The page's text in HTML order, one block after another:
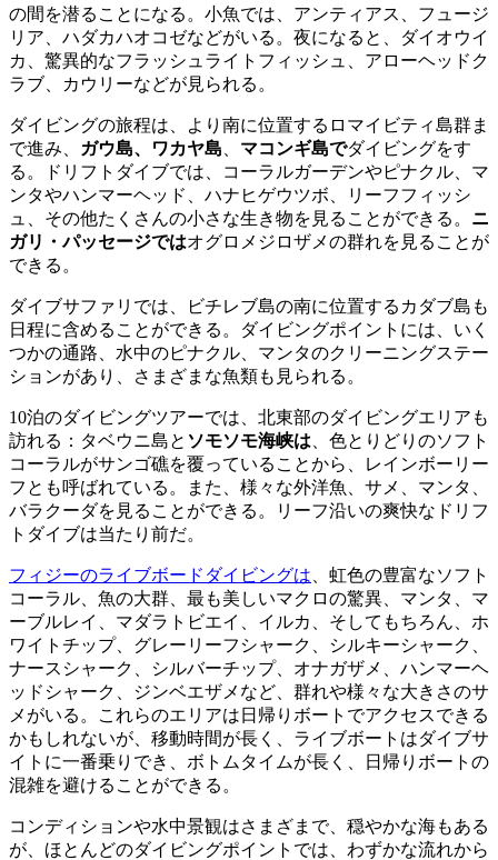
の間を潜ることになる。小魚では、アンティアス、フュージ
リア、ハダカハオコゼなどがいる。夜になると、ダイオウイ
カ、驚異的なフラッシュライトフィッシュ、アローヘッドク
ラブ、カウリーなどが見られる。
ダイビングの旅程は、より南に位置するロマイビティ島群ま
で進み、
ガウ島、ワカヤ島 マコンギ島でダイビングをす
る。ドリフトダイブでは、コーラルガーデンやピナクル、マ
ンタやハンマーヘッド、ハナヒゲウツボ、リーフフィッシ
ュ、その他たくさんの小さな生き物を見ることができる。 ニ
ガリ・パッセージではオグロメジロザメの群れを見ることが
できる。
ダイブサファリでは、ビチレブ島の南に位置するカダブ島も
日程に含めることができる。ダイビングポイントには、いく
つかの通路、水中のピナクル、マンタのクリーニングステー
ションがあり、さまざまな魚類も見られる。
10泊のダイビングツアーでは、北東部のダイビングエリアも
訪れる：タベウニ島と ソモソモ海峡は 、色とりどりのソフト
コーラルがサンゴ礁を覆っていることから、レインボーリー
フとも呼ばれている。また、様々な外洋魚、サメ、マンタ、
バラクーダを見ることができる。リーフ沿いの爽快なドリフ
トダイブは当たり前だ。
フィジーのライブボードダイビングは 、虹色の豊富なソフト
コーラル、魚の大群、最も美しいマクロの驚異、マンタ、マ
ーブルレイ、マダラトビエイ、イルカ、そしてもちろん、ホ
ワイトチップ、グレーリーフシャーク、シルキーシャーク、
ナースシャーク、シルバーチップ、オナガザメ、ハンマーヘ
ッドシャーク、ジンベエザメなど、群れや様々な大きさのサ
メがいる。これらのエリアは日帰りボートでアクセスできる
かもしれないが、移動時間が長く、ライブボートはダイブサ
イトに一番乗りでき、ボトムタイムが長く、日帰りボートの
混雑を避けることができる。
コンディションや水中景観はさまざまで、穏やかな海もある
が、ほとんどのダイビングポイントでは、わずかな流れから